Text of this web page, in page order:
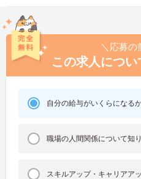
＼応募
この求人につ
自分の給与がいくらになる
職場の人間関係について知
スキルアップ・キャリアア